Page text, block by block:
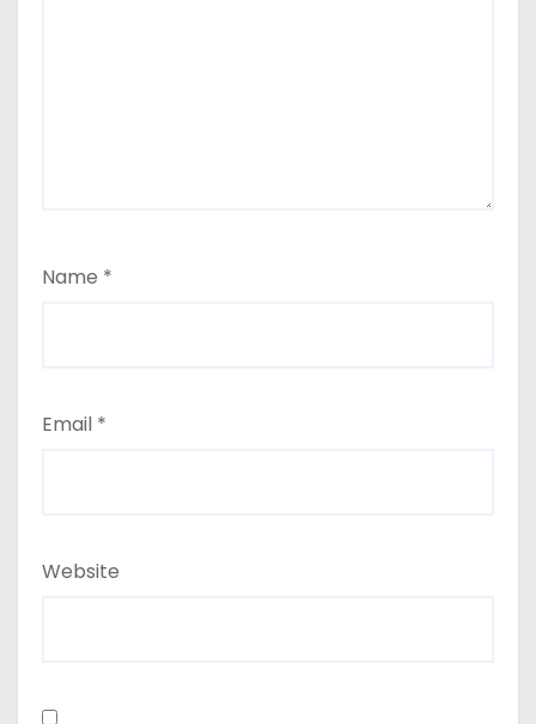
Name *
Email *
Website